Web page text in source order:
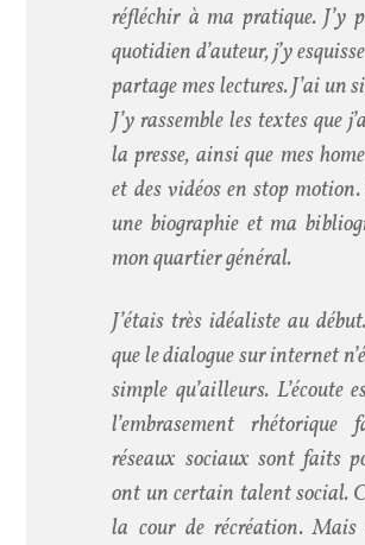
réfléchir à ma pratique. J’y
quotidien d’auteur, j’y
partage mes lectures. J’ai un
J’y rassemble les textes que
la presse, ainsi que mes
et des vidéos en stop
une biographie et ma
mon quartier général.
J’étais très idéaliste au
que le dialogue sur internet
simple qu’ailleurs. L’écoute
l’embrasement rhétorique
réseaux sociaux sont faits
ont un certain talent social.
la cour de récréation.